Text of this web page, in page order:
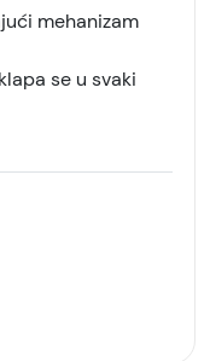
mehanizam
se u svaki